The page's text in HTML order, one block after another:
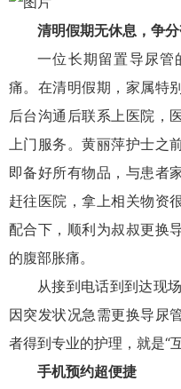
清明假期无休息，争
一位长期留置导尿管
痛。在清明假期，家属特
后台沟通后联系上医院，
上门服务。黄丽萍护士之
即备好所有物品，与患者
赶往医院，拿上相关物资
配合下，顺利为叔叔更换
的腹部胀痛。
从接到电话到到达现
因突发状况急需更换导尿
者得到专业的护理，就是“
手机预约超便捷